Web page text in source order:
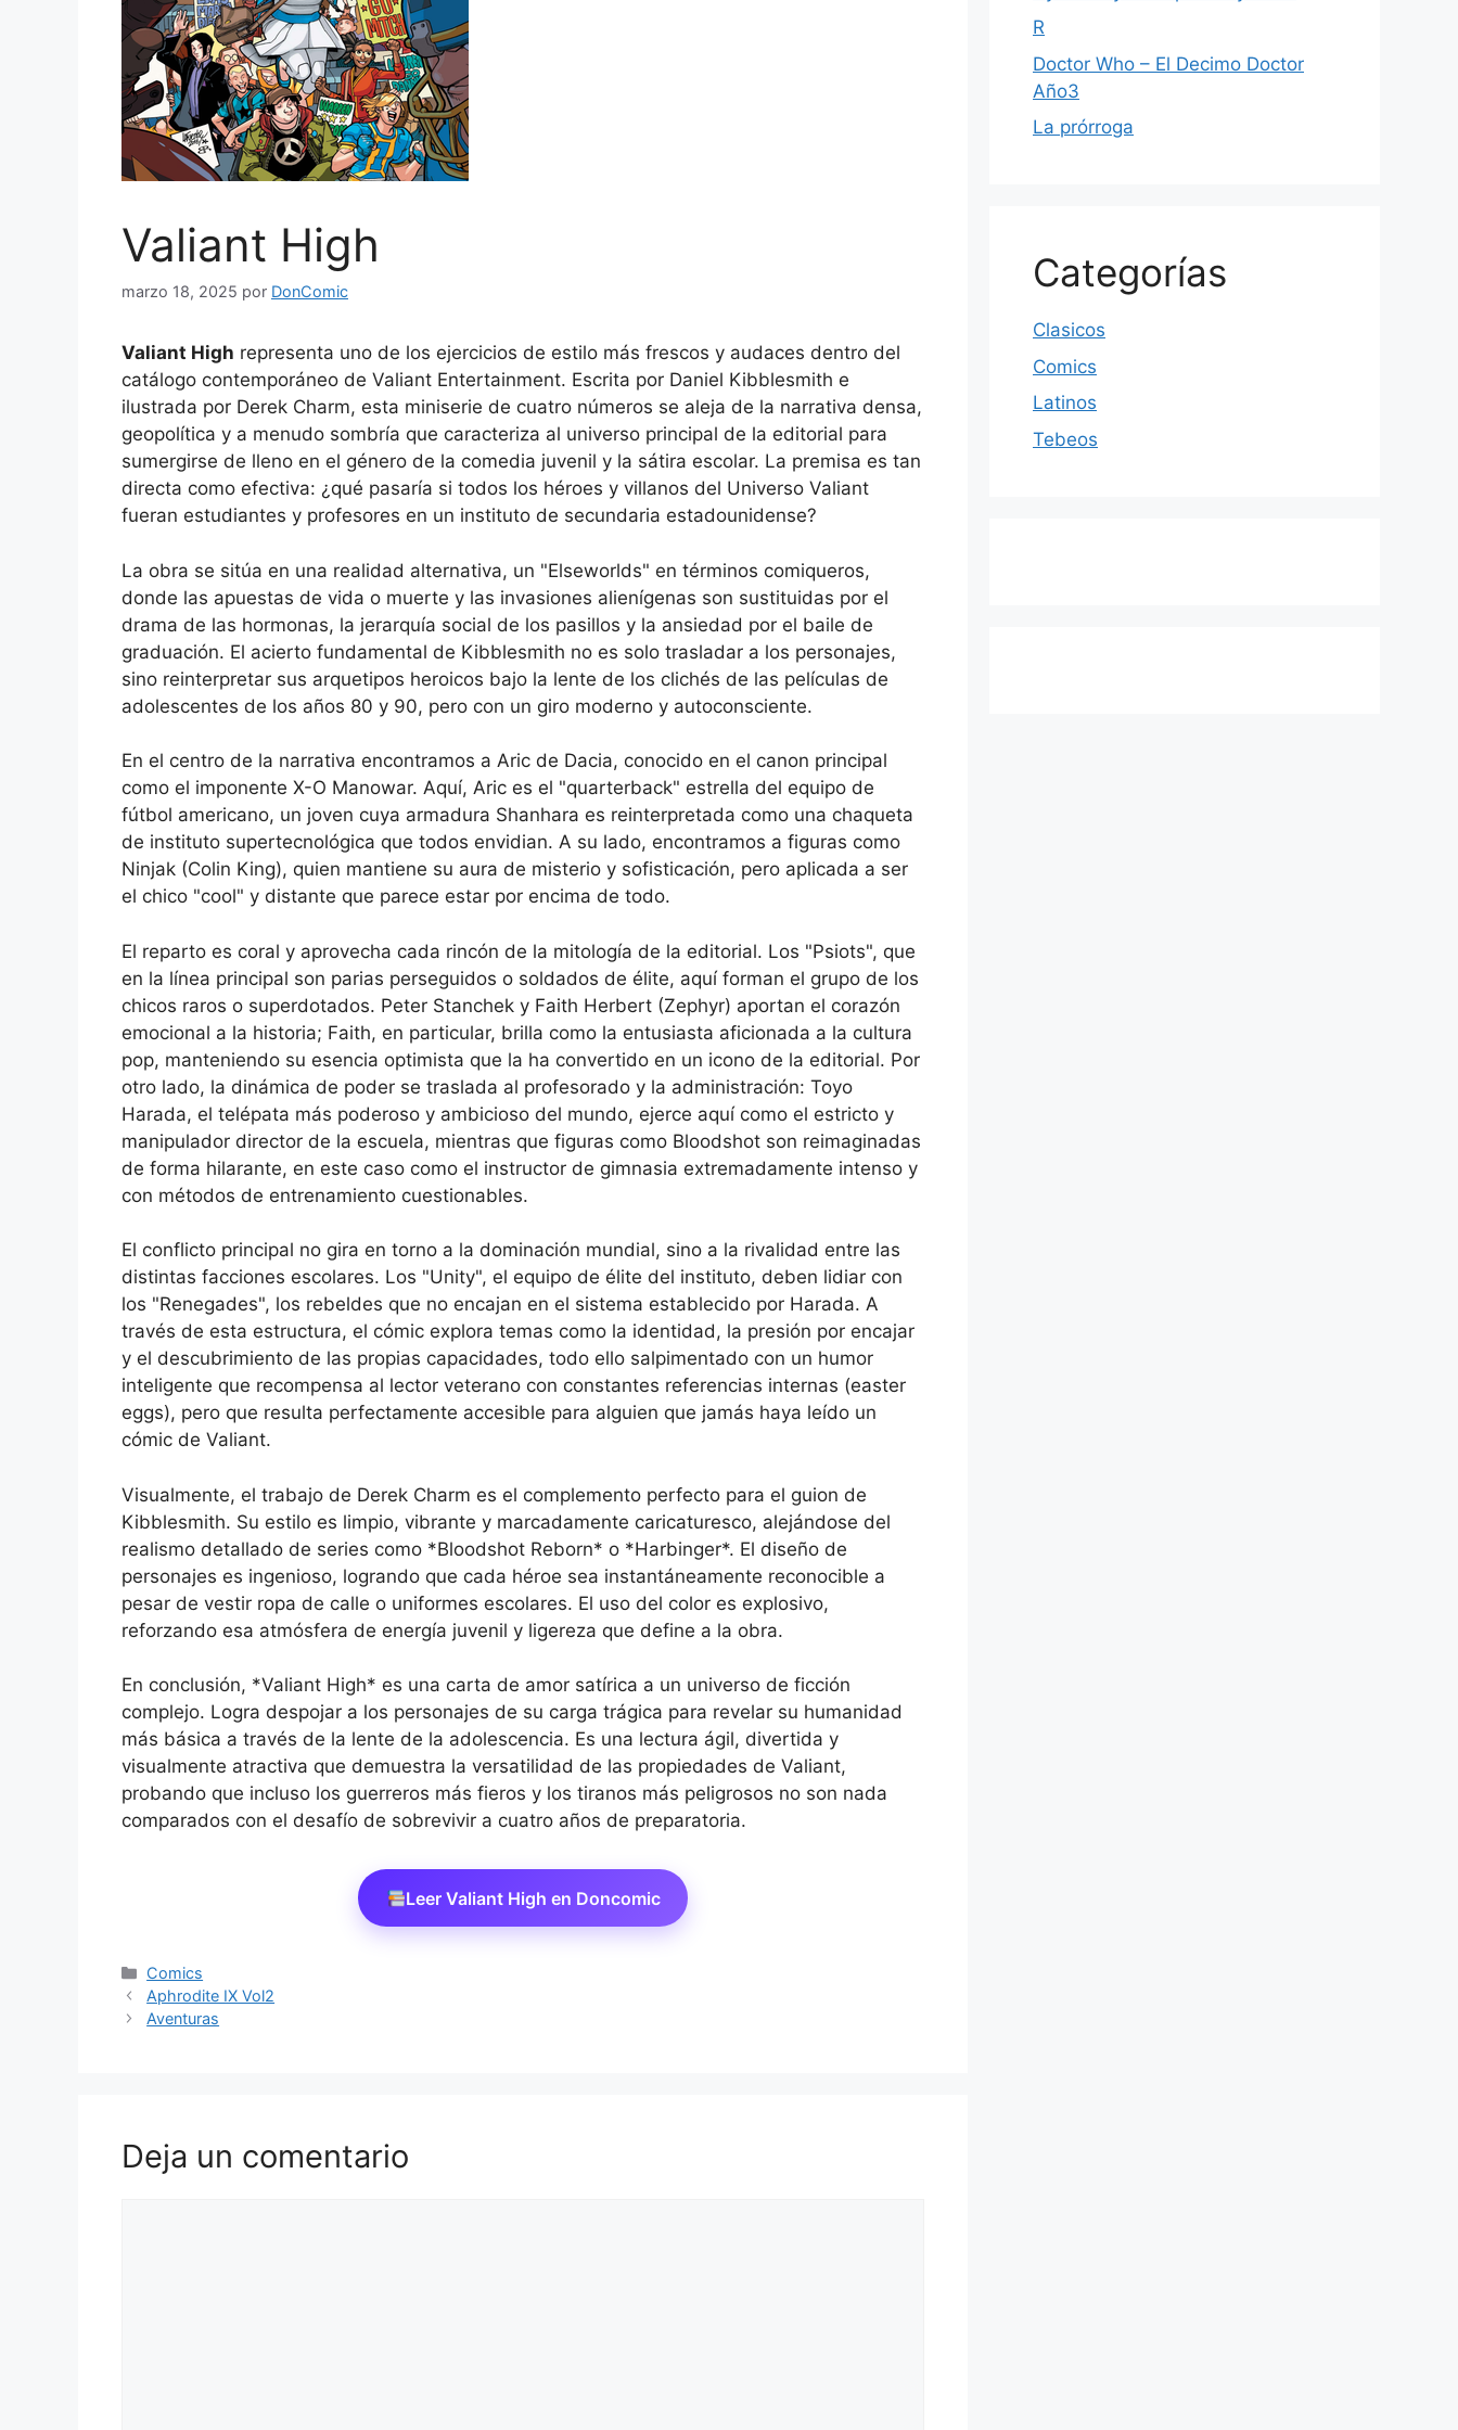
Valiant High
marzo 18, 2025 por DonComic
Valiant High representa uno de los ejercicios de estilo más frescos y audaces dentro del
catálogo contemporáneo de Valiant Entertainment. Escrita por Daniel Kibblesmith e
ilustrada por Derek Charm, esta miniserie de cuatro números se aleja de la narrativa densa,
geopolítica y a menudo sombría que caracteriza al universo principal de la editorial para
sumergirse de lleno en el género de la comedia juvenil y la sátira escolar. La premisa es tan
directa como efectiva: ¿qué pasaría si todos los héroes y villanos del Universo Valiant
fueran estudiantes y profesores en un instituto de secundaria estadounidense?
La obra se sitúa en una realidad alternativa, un "Elseworlds" en términos comiqueros,
donde las apuestas de vida o muerte y las invasiones alienígenas son sustituidas por el
drama de las hormonas, la jerarquía social de los pasillos y la ansiedad por el baile de
graduación. El acierto fundamental de Kibblesmith no es solo trasladar a los personajes,
sino reinterpretar sus arquetipos heroicos bajo la lente de los clichés de las películas de
adolescentes de los años 80 y 90, pero con un giro moderno y autoconsciente.
En el centro de la narrativa encontramos a Aric de Dacia, conocido en el canon principal
como el imponente X-O Manowar. Aquí, Aric es el "quarterback" estrella del equipo de
fútbol americano, un joven cuya armadura Shanhara es reinterpretada como una chaqueta
de instituto supertecnológica que todos envidian. A su lado, encontramos a figuras como
Ninjak (Colin King), quien mantiene su aura de misterio y sofisticación, pero aplicada a ser
el chico "cool" y distante que parece estar por encima de todo.
El reparto es coral y aprovecha cada rincón de la mitología de la editorial. Los "Psiots", que
en la línea principal son parias perseguidos o soldados de élite, aquí forman el grupo de los
chicos raros o superdotados. Peter Stanchek y Faith Herbert (Zephyr) aportan el corazón
emocional a la historia; Faith, en particular, brilla como la entusiasta aficionada a la cultura
pop, manteniendo su esencia optimista que la ha convertido en un icono de la editorial. Por
otro lado, la dinámica de poder se traslada al profesorado y la administración: Toyo
Harada, el telépata más poderoso y ambicioso del mundo, ejerce aquí como el estricto y
manipulador director de la escuela, mientras que figuras como Bloodshot son reimaginadas
de forma hilarante, en este caso como el instructor de gimnasia extremadamente intenso y
con métodos de entrenamiento cuestionables.
El conflicto principal no gira en torno a la dominación mundial, sino a la rivalidad entre las
distintas facciones escolares. Los "Unity", el equipo de élite del instituto, deben lidiar con
los "Renegades", los rebeldes que no encajan en el sistema establecido por Harada. A
través de esta estructura, el cómic explora temas como la identidad, la presión por encajar
y el descubrimiento de las propias capacidades, todo ello salpimentado con un humor
inteligente que recompensa al lector veterano con constantes referencias internas (easter
eggs), pero que resulta perfectamente accesible para alguien que jamás haya leído un
cómic de Valiant.
Visualmente, el trabajo de Derek Charm es el complemento perfecto para el guion de
Kibblesmith. Su estilo es limpio, vibrante y marcadamente caricaturesco, alejándose del
realismo detallado de series como *Bloodshot Reborn* o *Harbinger*. El diseño de
personajes es ingenioso, logrando que cada héroe sea instantáneamente reconocible a
pesar de vestir ropa de calle o uniformes escolares. El uso del color es explosivo,
reforzando esa atmósfera de energía juvenil y ligereza que define a la obra.
En conclusión, *Valiant High* es una carta de amor satírica a un universo de ficción
complejo. Logra despojar a los personajes de su carga trágica para revelar su humanidad
más básica a través de la lente de la adolescencia. Es una lectura ágil, divertida y
visualmente atractiva que demuestra la versatilidad de las propiedades de Valiant,
probando que incluso los guerreros más fieros y los tiranos más peligrosos no son nada
comparados con el desafío de sobrevivir a cuatro años de preparatoria.
Leer Valiant High en Doncomic
Categorías
Comics
Aphrodite IX Vol2
Aventuras
Deja un comentario
R
Doctor Who – El Decimo Doctor
Año3
La prórroga
Categorías
Clasicos
Comics
Latinos
Tebeos